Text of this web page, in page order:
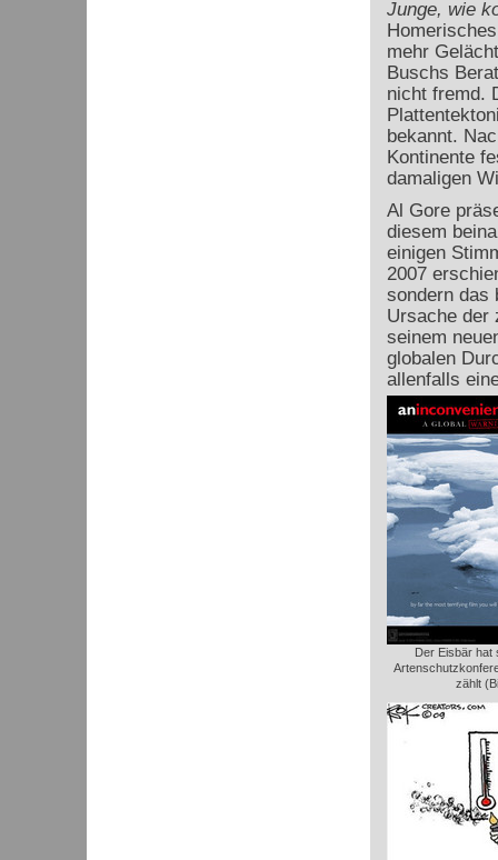
Junge, wie
mehr
Buschs
nicht fremd.
bekannt.
Kontinente
damaligen
Al Gore
diesem
einigen
2007
sondern das
Ursache der
seinem
globalen
allenfalls
Der Eisbär hat
zählt